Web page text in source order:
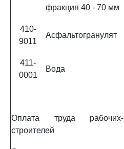
фракция 40 - 70 мм
410-
9011
Асфальтогранулят
411-
0001
Вода
Оплата труда рабочих-
строителей